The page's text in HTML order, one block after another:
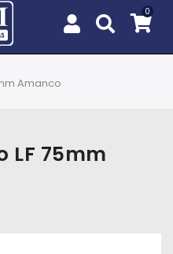
Amanco
LF 75mm